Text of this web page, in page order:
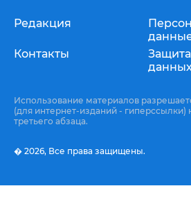
Редакция
Контакты
Использование материалов
(для интернет-изданий - гиперссылки)
третьего абзаца.
� 2026, Все права защищены.